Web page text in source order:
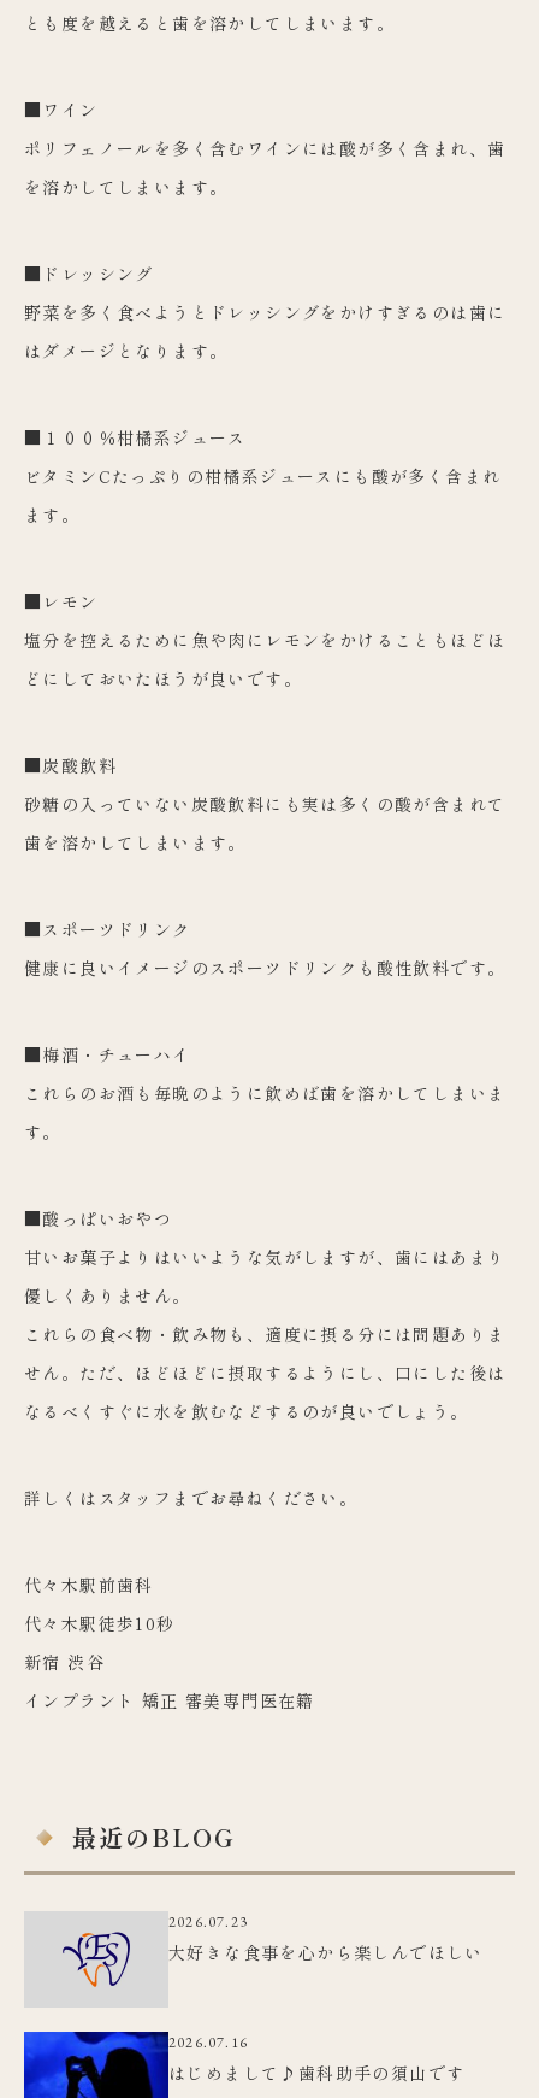
とも度を越えると歯を溶かしてしまいます。
■ワイン
ポリフェノールを多く含むワインには酸が多く含まれ、歯
を溶かしてしまいます。
■ドレッシング
野菜を多く食べようとドレッシングをかけすぎるのは歯に
はダメージとなります。
■１００％柑橘系ジュース
ビタミンCたっぷりの柑橘系ジュースにも酸が多く含まれ
ます。
■レモン
塩分を控えるために魚や肉にレモンをかけることもほどほ
どにしておいたほうが良いです。
■炭酸飲料
砂糖の入っていない炭酸飲料にも実は多くの酸が含まれて
歯を溶かしてしまいます。
■スポーツドリンク
健康に良いイメージのスポーツドリンクも酸性飲料です。
■梅酒・チューハイ
これらのお酒も毎晩のように飲めば歯を溶かしてしまいま
す。
■酸っぱいおやつ
甘いお菓子よりはいいような気がしますが、歯にはあまり
優しくありません。
これらの食べ物・飲み物も、適度に摂る分には問題ありま
せん。ただ、ほどほどに摂取するようにし、口にした後は
なるべくすぐに水を飲むなどするのが良いでしょう。
詳しくはスタッフまでお尋ねください。
代々木駅前歯科
代々木駅徒歩10秒
新宿 渋谷
インプラント 矯正 審美専門医在籍
最近のBLOG
2026.07.23
大好きな食事を心から楽しんでほしい
2026.07.16
はじめまして♪歯科助手の須山です